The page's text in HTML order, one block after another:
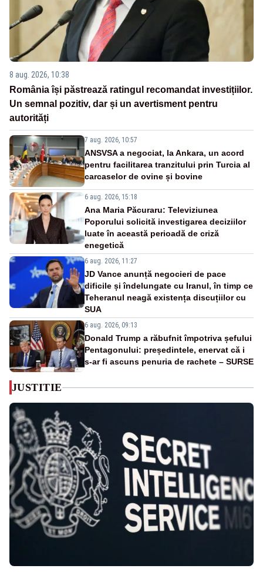
8 aug. 2026, 10:38
România își păstrează ratingul recomandat investițiilor.
Un semnal pozitiv, dar și un avertisment pentru
autorități
7 aug. 2026, 10:57
ANSVSA a negociat, la Ankara, un acord
pentru facilitarea tranzitului prin Turcia al
carcaselor de ovine și bovine
6 aug. 2026, 15:18
Ana Maria Păcuraru: Televiziunea
Poporului solicită investigarea deciziilor
luate în această perioadă de criză
enegetică
6 aug. 2026, 11:27
JD Vance anunță negocieri de pace
dificile și îndelungate cu Iranul, în timp ce
Teheranul neagă existența discuțiilor cu
SUA
6 aug. 2026, 09:13
Donald Trump a răbufnit împotriva șefului
Pentagonului: președintele, enervat că i
s-ar fi ascuns penuria de rachete – SURSE
JUSTITIE